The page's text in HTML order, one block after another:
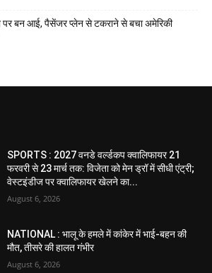
पर बन आई, पैसेंजर प्लेन से टकराने से बचा अमेरिकी
SPORTS : 2027 वनडे वर्ल्डकप क्वालिफायर 21
फरवरी से 23 मार्च तक: विजेता को मेन ड्रॉ में सीधी एंट्री;
वेस्टइंडीज पर क्वालिफायर खेलने का...
August 6, 2026
NATIONAL : भालू के हमले में कांकेर में भाई-बहन की
मौत, तीसरे की हालत गंभीर
August 6, 2026